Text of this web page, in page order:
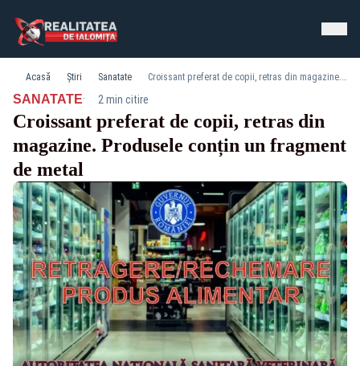
Acasă Știri Sanatate Croissant preferat de copii, retras din magazine. Produsele conțin un fragment de metal
SANATATE· 2 min citire
Croissant preferat de copii, retras din
magazine. Produsele conțin un fragment
de metal